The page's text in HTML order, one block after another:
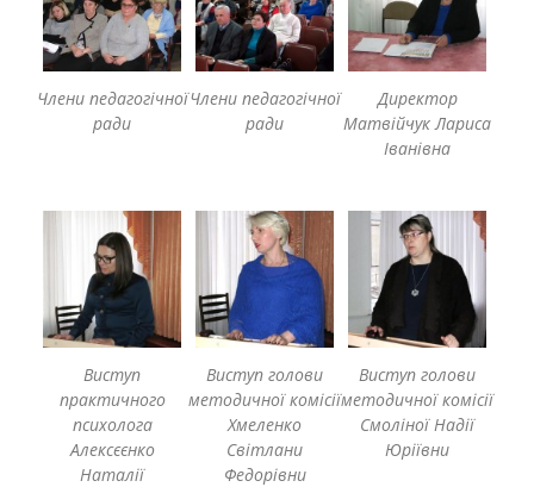
Члени педагогічної
ради
Члени педагогічної
ради
Директор
Матвійчук Лариса
Іванівна
Виступ
практичного
психолога
Алексєєнко
Наталії
Виступ голови
методичної комісії
Хмеленко
Світлани
Федорівни
Виступ голови
методичної комісії
Смоліної Надії
Юріївни